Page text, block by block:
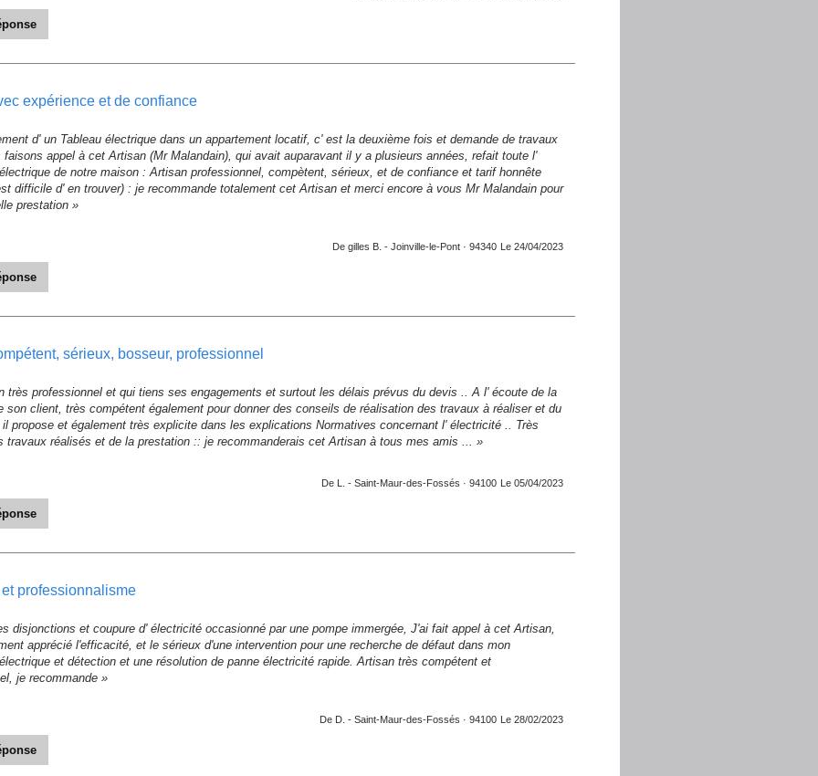
- Le 14/08/2023
expérience et de confiance
d' un Tableau électrique dans un appartement locatif, c' est la deuxième fois et demande de travaux
faisons appel à cet Artisan (Mr Malandain), qui avait auparavant il y a plusieurs années, refait toute l'
de notre maison : Artisan professionnel, compètent, sérieux, et de confiance et tarif honnête
difficile d' en trouver) : je recommande totalement cet Artisan et merci encore à vous Mr Malandain pour
prestation »
De gilles B. -Joinville-le-Pont · 94340 Le 24/04/2023
- Le 28/04/2023
sérieux, bosseur, professionnel
très professionnel et qui tiens ses engagements et surtout les délais prévus du devis .. A l' écoute de la
son client, très compétent également pour donner des conseils de réalisation des travaux à réaliser et du
il propose et également très explicite dans les explications Normatives concernant l' électricité .. Très
travaux réalisés et de la prestation :: je recommanderais cet Artisan à tous mes amis ... »
De L. -Saint-Maur-des-Fossés · 94100 Le 05/04/2023
et professionnalisme
disjonctions et coupure d' électricité occasionné par une pompe immergée, J'ai fait appel à cet Artisan,
apprécié l'efficacité, et le sérieux d'une intervention pour une recherche de défaut dans mon
et détection et une résolution de panne électricité rapide. Artisan très compétent et
je recommande »
De D. -Saint-Maur-des-Fossés · 94100 Le 28/02/2023